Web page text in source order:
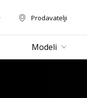
Prodavatelji
Prodavatelji
Modeli